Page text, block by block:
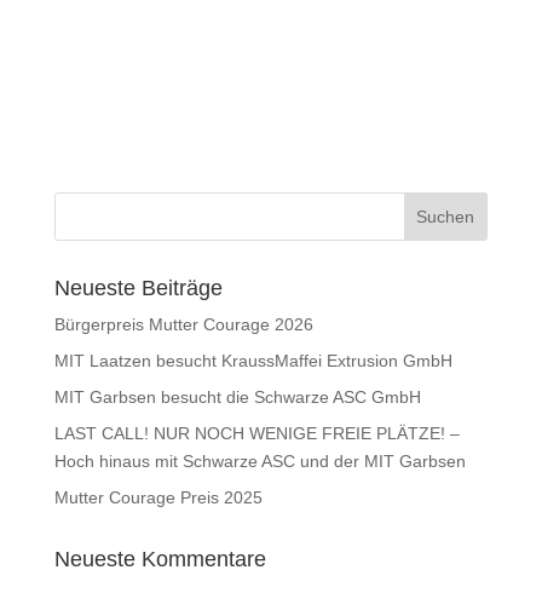
Neueste Beiträge
Bürgerpreis Mutter Courage 2026
MIT Laatzen besucht KraussMaffei Extrusion GmbH
MIT Garbsen besucht die Schwarze ASC GmbH
LAST CALL! NUR NOCH WENIGE FREIE PLÄTZE! –
Hoch hinaus mit Schwarze ASC und der MIT Garbsen
Mutter Courage Preis 2025
Neueste Kommentare